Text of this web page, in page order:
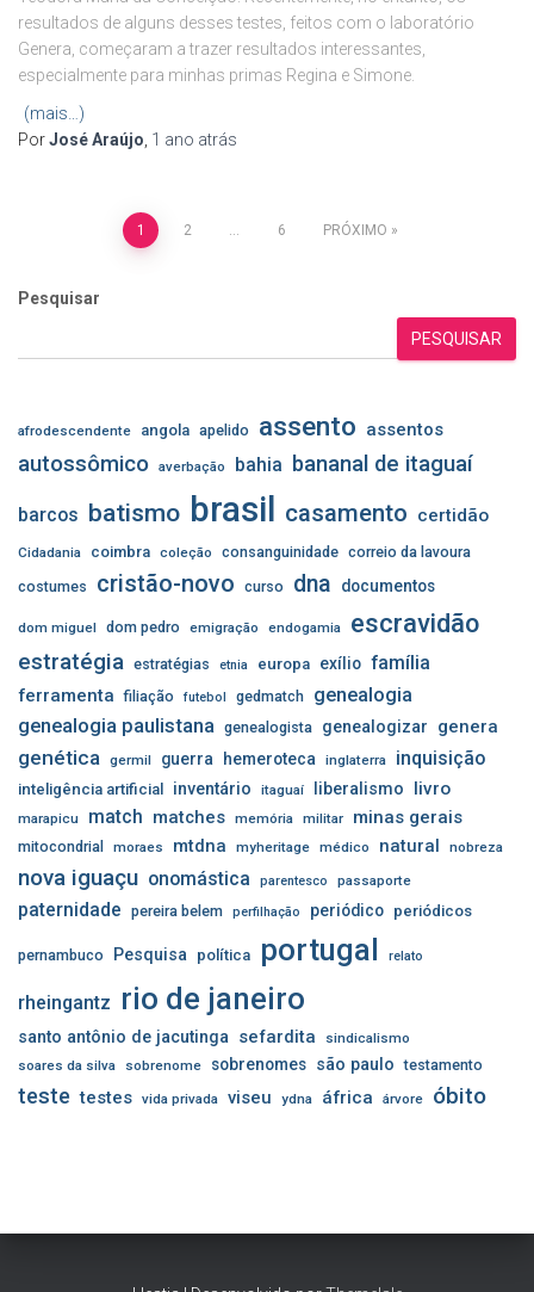
resultados de alguns desses testes, feitos com o laboratório
Genera, começaram a trazer resultados interessantes,
especialmente para minhas primas Regina e Simone.
(mais…)
PorJosé Araújo 1 ano atrás
Paginação
de
1 2 … 6 PRÓXIMO
Pesquisar
PESQUISAR
afrodescendente angola apelido assento assentos
autossômico averbação bahia bananal de itaguaí
barcos batismo brasil casamento certidão
Cidadania coimbra coleção consanguinidade correio da lavoura
costumes
cristão-novo curso dna documentos
dom miguel dom pedro emigração endogamia escravidão
estratégia estratégias etnia europa exílio família
ferramenta filiação futebol gedmatch genealogia
genealogia paulistana genealogista genealogizar genera
genética germil guerra hemeroteca inglaterra inquisição
inteligência artificial inventário itaguaí liberalismo livro
marapicu match matches memória militar minas gerais
mitocondrial moraes mtdna myheritage médico natural nobreza
nova iguaçu onomástica parentesco passaporte
paternidade pereira belem perfilhação periódico periódicos
pernambuco Pesquisa política portugal relato
rheingantz rio de janeiro
santo antônio de jacutinga sefardita
sindicalismo
soares da silva
sobrenome sobrenomes são paulo testamento
teste testes vida privada viseu ydna áfrica árvore óbito